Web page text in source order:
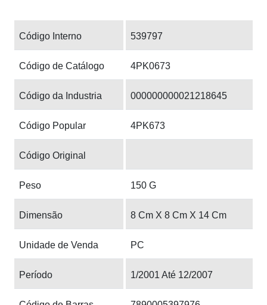
Código Interno 539797
Código de Catálogo 4PK0673
Código da Industria 000000000021218645
Código Popular 4PK673
Código Original
Peso 150 G
Dimensão 8 Cm X 8 Cm X 14 Cm
Unidade de Venda PC
Período 1/2001 Até 12/2007